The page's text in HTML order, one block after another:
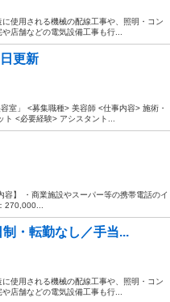
使用される機械の配線工事や、照明・コン
店舗などの電気設備工事も行...
更新
室」 <募集職種> 美容師 <仕事内容> 施術・
<必要経験> アシスタント...
容】 ・商業施設やスーパー等の携帯電話のイ
270,000...
・転勤なし／手当...
使用される機械の配線工事や、照明・コン
店舗などの電気設備工事も行...